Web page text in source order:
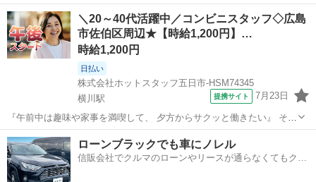
になります。 レンタル期間中は定期的にフィルター清掃、室内機洗浄
を行っており、メンテナンスの行き届いた状態の良いリユースエアコ
ンとなっています。 ...
広島 広島市 季節、空調家電 業務用エアコン
＼20～40代活躍中／コンビニスタッフ◇広島
市佐伯区周辺★【時給1,200円】…
時給1,200円
日払い
株式会社ホットスタッフ五日市-HSM74345
横川駅
提携サイト 7月23日
『午前中は趣味や家事を満喫して、 夕方からサクッと働きたい』 そん
な方にピッタリ◎ ガソリンスタンド併設の コンビニエンスストアでの
オシゴト★ 『週3日勤務』&『残業なし』だから、 プライベートとの
メリハリもバッチリ保てま...
広島 横川駅 コンビニ
ローンブラックでも車にノレル
信販会社でクルマのローンやリースが通らなくてもクル